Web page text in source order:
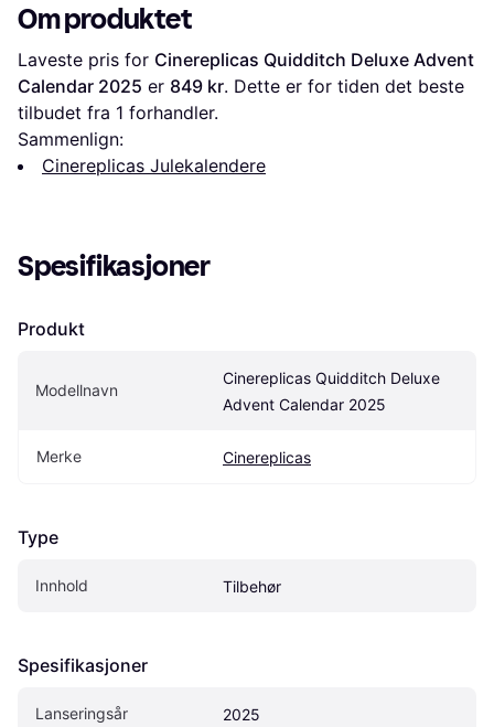
Om produktet
Laveste pris for Cinereplicas Quidditch Deluxe Advent
Calendar 2025 er 849 kr. Dette er for tiden det beste
tilbudet fra 1 forhandler.
Sammenlign:
Cinereplicas Julekalendere
Spesifikasjoner
Produkt
Modellnavn
Cinereplicas Quidditch Deluxe
Advent Calendar 2025
Merke Cinereplicas
Type
Innhold Tilbehør
Spesifikasjoner
Lanseringsår 2025